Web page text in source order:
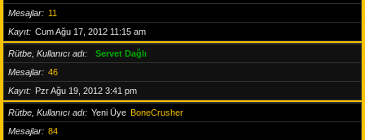
Mesajlar
11
Kayıt
Cum Ağu 17, 2012 11:15 am
Rütbe, Kullanıcı adı
Servet Dağlı
Mesajlar
46
Kayıt
Pzr Ağu 19, 2012 3:41 pm
Rütbe, Kullanıcı adı Yeni Üye BoneCrusher
Mesajlar
84